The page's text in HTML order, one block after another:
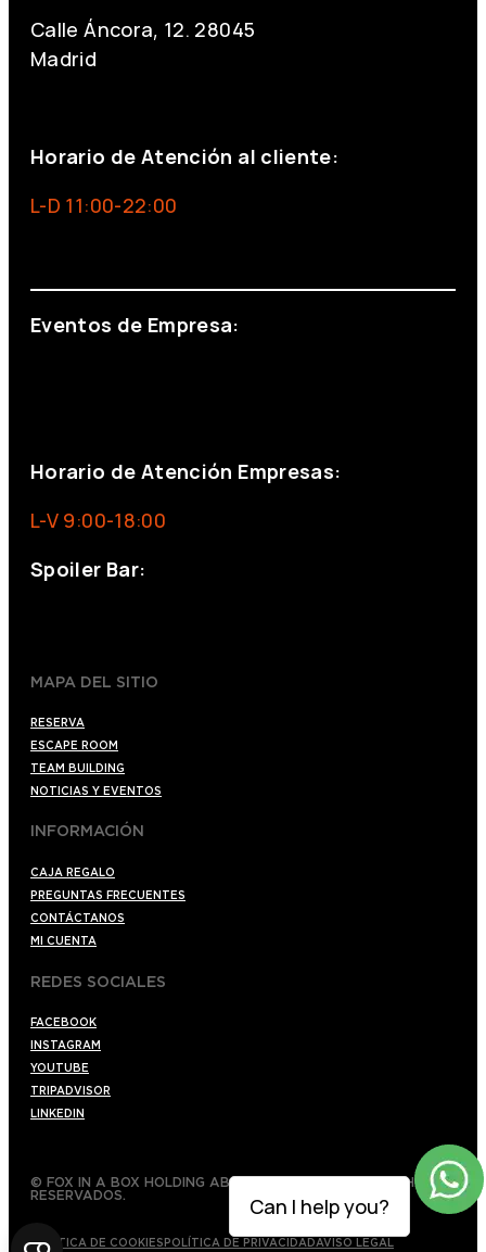
Calle Áncora, 12. 28045
Madrid
Horario de Atención al cliente:
L-D 11:00-22:00
Eventos de Empresa:
Horario de Atención Empresas:
L-V 9:00-18:00
Spoiler Bar:
MAPA DEL SITIO
RESERVA
ESCAPE ROOM
TEAM BUILDING
NOTICIAS Y EVENTOS
INFORMACIÓN
CAJA REGALO
PREGUNTAS FRECUENTES
CONTÁCTANOS
MI CUENTA
REDES SOCIALES
FACEBOOK
INSTAGRAM
YOUTUBE
TRIPADVISOR
LINKEDIN
© FOX IN A BOX HOLDING AB 2022 TODOS LOS DERECHOS
RESERVADOS.
POLÍTICA DE COOKIES POLÍTICA DE PRIVACIDADAVISO LEGAL
Can I help you?